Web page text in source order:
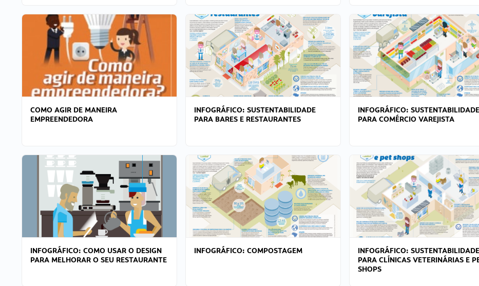
COMO AGIR DE MANEIRA
EMPREENDEDORA
INFOGRÁFICO: SUSTENTABILIDADE
PARA BARES E RESTAURANTES
INFOGRÁFICO: SUSTENTABILIDADE
PARA COMÉRCIO VAREJISTA
INFOGRÁFICO: COMO USAR O DESIGN
PARA MELHORAR O SEU RESTAURANTE
INFOGRÁFICO: COMPOSTAGEM
INFOGRÁFICO: SUSTENTABILIDADE
PARA CLÍNICAS VETERINÁRIAS E
SHOPS